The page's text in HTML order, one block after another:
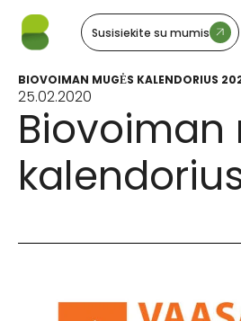
Susisiekite su mumis
BIOVOIMAN MUGĖS KALENDORIUS
25.02.2020
Biovoiman